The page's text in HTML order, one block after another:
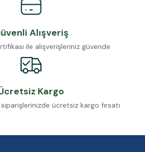
Alışveriş
ile alışverişleriniz güvende
Kargo
ücretsiz kargo fırsatı